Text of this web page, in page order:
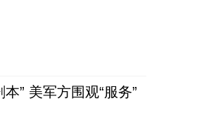
” 美军方围观“服务”